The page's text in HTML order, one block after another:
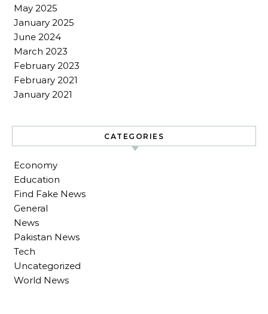
May 2025
January 2025
June 2024
March 2023
February 2023
February 2021
January 2021
CATEGORIES
Economy
Education
Find Fake News
General
News
Pakistan News
Tech
Uncategorized
World News